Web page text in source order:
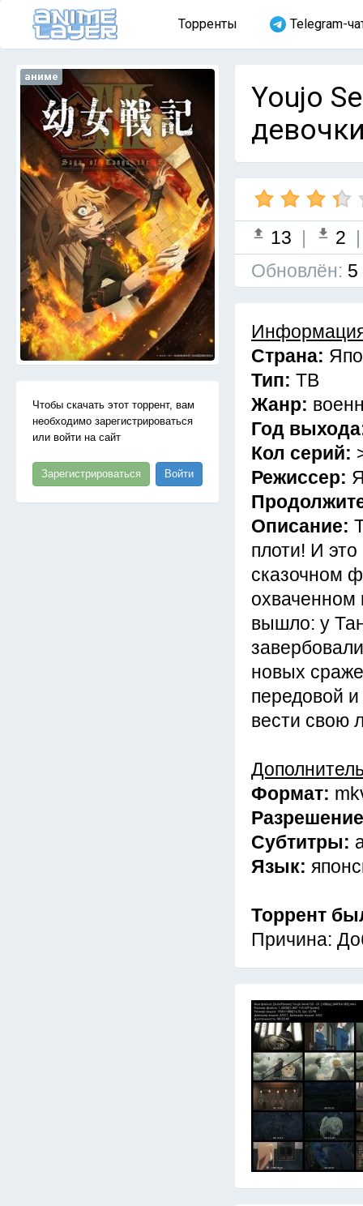
Торренты Telegram-
аниме
Чтобы скачать этот торрент, вам
необходимо зарегистрироваться
или войти на сайт
Зарегистрироваться Войти
Youjo
13 | 2
Обновлён: 5
Страна:
Тип: ТВ
Жанр:
Год
Кол серий:
Режиссер:
Описание:
плоти! И
сказочном
охваченном
вышло: у
новых
передовой
вести свою
Формат:
Субтитры:
Язык:
Торрент
Причина: